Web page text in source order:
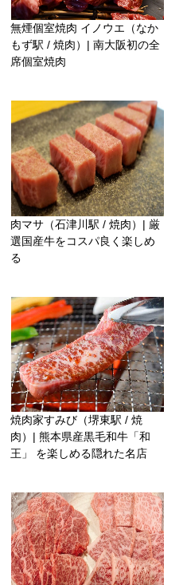
無煙個室焼肉 イノウエ（なか
もず駅 / 焼肉）| 南大阪初の全
席個室焼肉
肉マサ（石津川駅 / 焼肉）| 厳
選国産牛をコスパ良く楽しめ
る
焼肉家すみび（堺東駅 / 焼
肉）| 熊本県産黒毛和牛「和
王」 を楽しめる隠れた名店